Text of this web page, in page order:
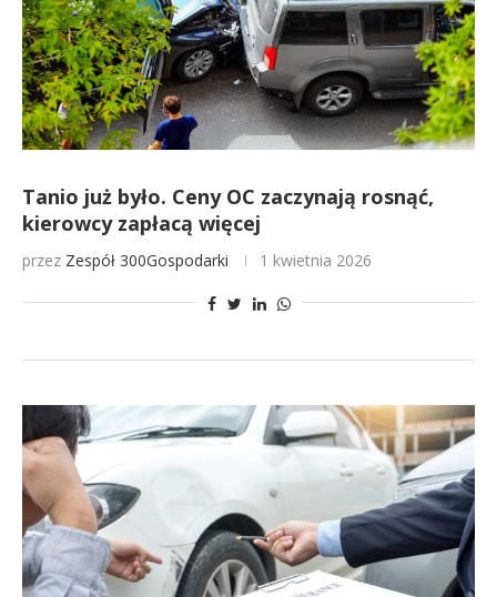
Tanio już było. Ceny OC zaczynają rosnąć,
kierowcy zapłacą więcej
przez Zespół 300Gospodarki 1 kwietnia 2026